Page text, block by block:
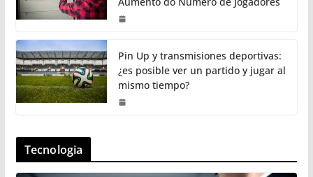
Pin Up y transmisiones deportivas:
¿es posible ver un partido y jugar al
mismo tiempo?
Tecnologia